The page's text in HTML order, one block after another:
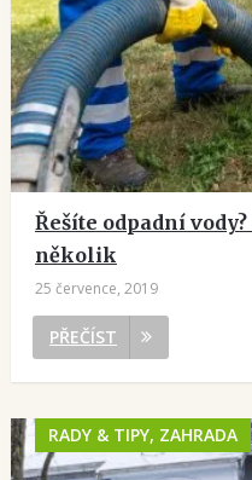
Řešíte odpadní
několik
25 července, 2019
PŘEČÍST
RADY & TIPY, ZAHRADA